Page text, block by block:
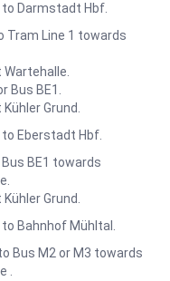
Darmstadt Hbf.
Tram Line 1 towards
Bus BE1.
Grund.
Eberstadt Hbf.
BE1 towards
Grund.
Bahnhof Mühltal.
Bus M2 or M3 towards
.